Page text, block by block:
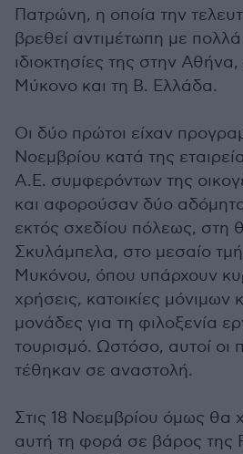
Πατρώνη, η οποία την
βρεθεί αντιμέτωπη με
ιδιοκτησίες της στην
Μύκονο και τη Β. Ελλάδα.
Οι δύο πρώτοι είχαν
Νοεμβρίου κατά της
Α.Ε. συμφερόντων της
και αφορούσαν δύο
εκτός σχεδίου πόλεως, στη
Σκυλάμπελα, στο μεσαίο
Μυκόνου, όπου υπάρχουν
χρήσεις, κατοικίες μόνιμων
μονάδες για τη φιλοξενία
τουρισμό. Ωστόσο, αυτοί οι
τέθηκαν σε αναστολή.
Στις 18 Νοεμβρίου όμως θα
αυτή τη φορά σε βάρος της